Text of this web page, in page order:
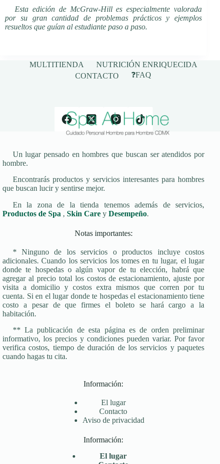
Esta edición de McGraw-Hill es especialmente valorada
por su gran cantidad de problemas prácticos y ejemplos
resueltos que guían al estudiante paso a paso.
MULTITIENDA
NUTRICIÓN ENRIQUECIDA
CONTACTO
❓FAQ
Un lugar pensado en hombres que buscan ser atendidos por
hombre.
Encontrarás productos y servicios interesantes para hombres
que buscan lucir y sentirse mejor.
En la zona de la tienda tenemos además de servicios,
Productos de Spa , Skin Care y Desempeño.
Notas importantes:
* Ninguno de los servicios o productos incluye costos
adicionales. Cuando los servicios los tomes en tu lugar, el lugar
donde te hospedas o algún vapor de tu elección, habrá que
agregar al precio total los costos de estacionamiento, ajuste por
visita a domicilio y costos extra mismos que corren por tu
cuenta. Si en el lugar donde te hospedas el estacionamiento tiene
costo a pesar de que firmes el boleto se hará cargo a la
habitación.
** La publicación de esta página es de orden preliminar
informativo, los precios y condiciones pueden variar. Por favor
verifica costos, tiempo de duración de los servicios y paquetes
cuando hagas tu cita.
Información:
El lugar
Contacto
Aviso de privacidad
Información:
El lugar